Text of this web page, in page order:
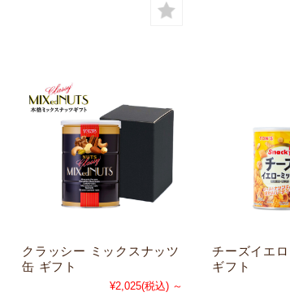
クラッシー ミックスナッツ
缶 ギフト
¥2,025(税込) ～
チーズイエ
ギフト